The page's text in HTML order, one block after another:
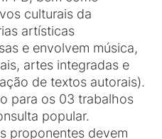
culturais da
artísticas
e envolvem música,
artes integradas e
de textos autorais).
para os 03 trabalhos
popular.
proponentes devem